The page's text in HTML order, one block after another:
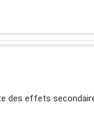
des effets